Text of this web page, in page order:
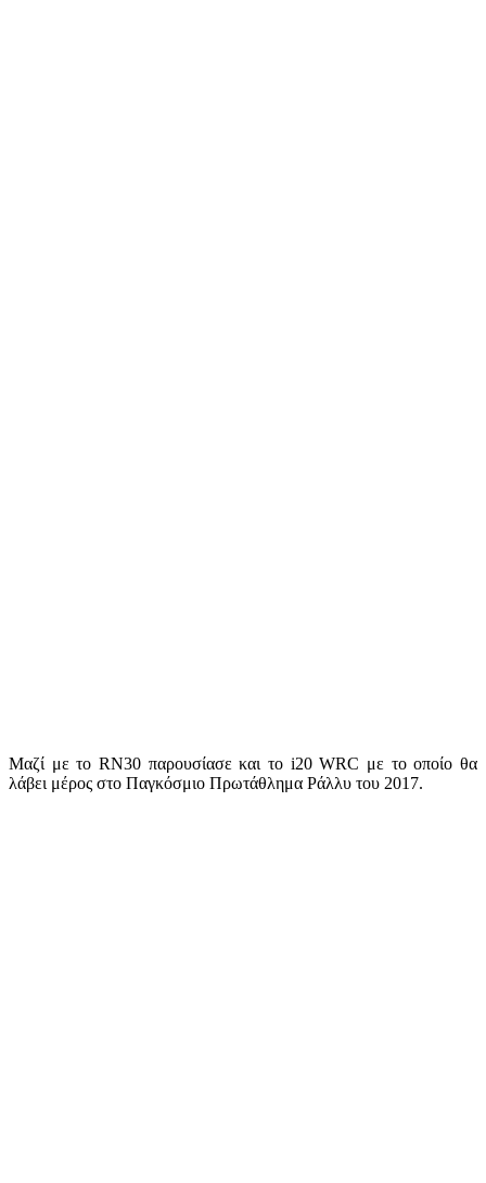
Μαζί με το RN30 παρουσίασε και το i20 WRC με το οποίο θα
λάβει μέρος στο Παγκόσμιο Πρωτάθλημα Ράλλυ του 2017.